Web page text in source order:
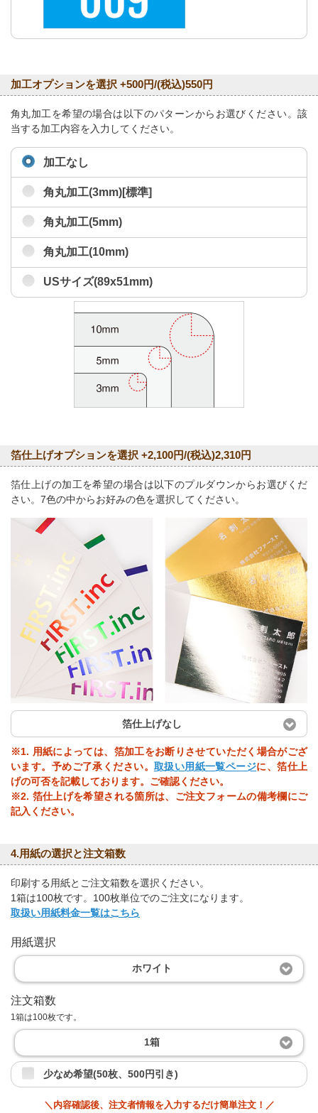
加工オプションを選択 +500円/(税込)550円
角丸加工を希望の場合は以下のパターンからお選びください。該
当する加工内容を入力してください。
加工なし
角丸加工(3mm)[標準]
角丸加工(5mm)
角丸加工(10mm)
USサイズ(89x51mm)
箔仕上げオプションを選択 +2,100円/(税込)2,310円
箔仕上げの加工を希望の場合は以下のプルダウンからお選びくだ
さい。7色の中からお好みの色を選択してください。
箔仕上げなし
※1. 用紙によっては、箔加工をお断りさせていただく場合がござ
います。予めご了承ください。 取扱い用紙一覧ページに、箔仕上
げの可否を記載しております。ご確認ください。
※2. 箔仕上げを希望される箇所は、ご注文フォームの備考欄にご
記入ください。
4.用紙の選択と注文箱数
印刷する用紙とご注文箱数を選択ください。
1箱は100枚です。100枚単位でのご注文になります。
取扱い用紙料金一覧はこちら
用紙選択
ホワイト
注文箱数
1箱は100枚です。
1箱
少なめ希望(50枚、500円引き)
＼内容確認後、注文者情報を入力するだけ簡単注文！／